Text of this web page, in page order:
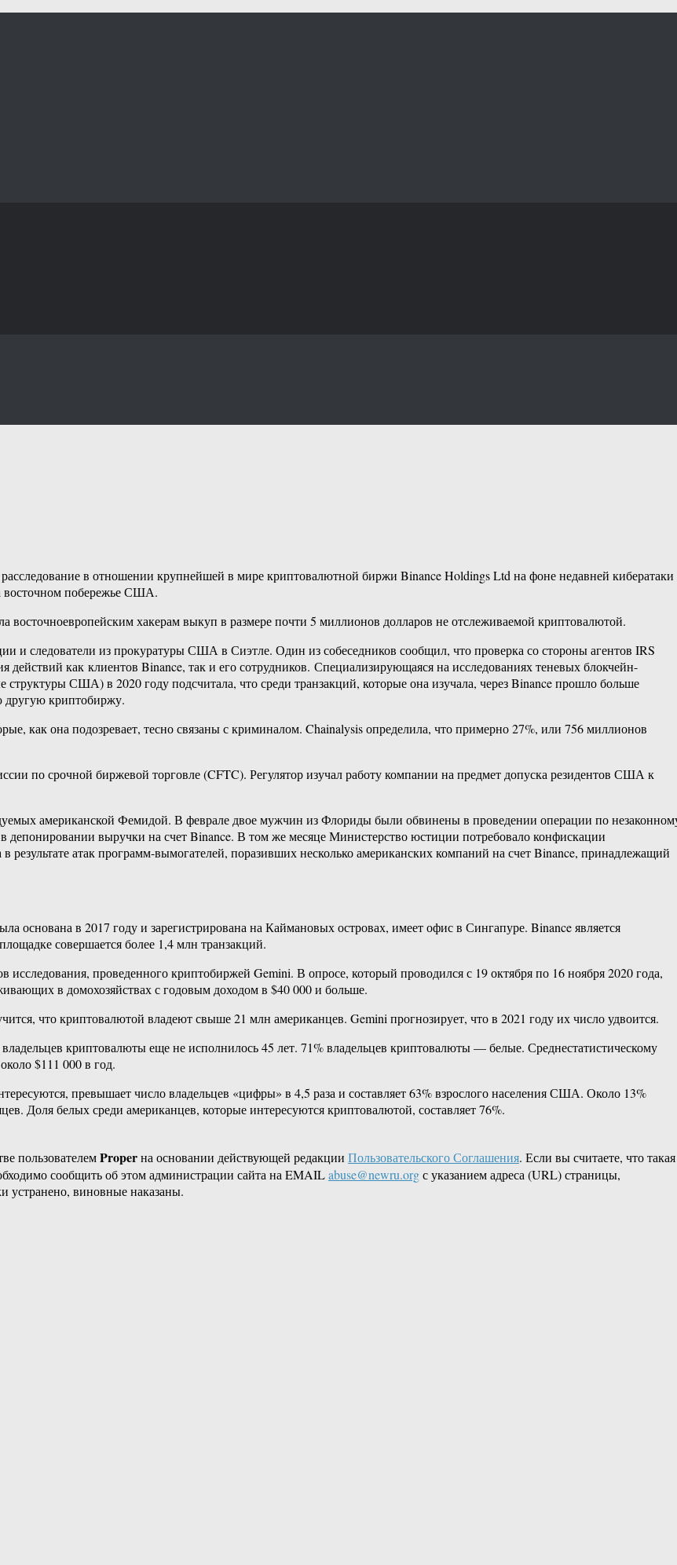
в отношении крупнейшей в мире криптовалютной биржи Binance Holdings Ltd на фоне недавней кибератаки
восточном побережье США.
восточноевропейским хакерам выкуп в размере почти 5 миллионов долларов не отслеживаемой криптовалютой.
и следователи из прокуратуры США в Сиэтле. Один из собеседников сообщил, что проверка со стороны агентов IRS
действий как клиентов Binance, так и его сотрудников. Специализирующаяся на исследованиях теневых блокчейн-​
США) в 2020 году подсчитала, что среди транзакций, которые она изучала, через Binance прошло больше
другую криптобиржу.
как она подозревает, тесно связаны с криминалом. Chainalysis определила, что примерно 27%, или 756 миллионов
по срочной биржевой торговле (CFTC). Регулятор изучал работу компании на предмет допуска резидентов США к
американской Фемидой. В феврале двое мужчин из Флориды были обвинены в проведении операции по
выручки на счет Binance. В том же месяце Министерство юстиции потребовало конфискации
атак программ-​вымогателей, поразивших несколько американских компаний на счет Binance, принадлежащий
в 2017 году и зарегистрирована на Каймановых островах, имеет офис в Сингапуре. Binance является
совершается более 1,4 млн транзакций.
исследования, проведенного криптобиржей Gemini. В опросе, который проводился с 19 октября по 16 ноября 2020 года,
в домохозяйствах с годовым доходом в $40 000 и больше.
что криптовалютой владеют свыше 21 млн американцев. Gemini прогнозирует, что в 2021 году их число удвоится.
криптовалюты еще не исполнилось 45 лет. 71% владельцев криптовалюты — белые. Среднестатистическому
$111 000 в год.
превышает число владельцев «цифры» в 4,5 раза и составляет 63% взрослого населения США. Около 13%
Доля белых среди американцев, которые интересуются криптовалютой, составляет 76%.
пользователемProperна основании действующей редакции Пользовательского Соглашения. Если вы считаете, что такая
сообщить об этом администрации сайта на EMAILabuse@newru.orgс указанием адреса (URL) страницы,
устранено, виновные наказаны.